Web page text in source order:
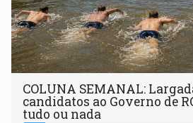
COLUNA SEMANAL:
candidatos ao Governo de
tudo ou nada